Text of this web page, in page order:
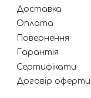
Доставка
Оплата
Повернення
Гарантія
Сертифікати
Договір оферти